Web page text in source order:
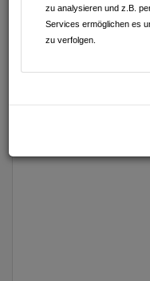
zu analysieren und z.B.
Services ermöglichen es
zu verfolgen.